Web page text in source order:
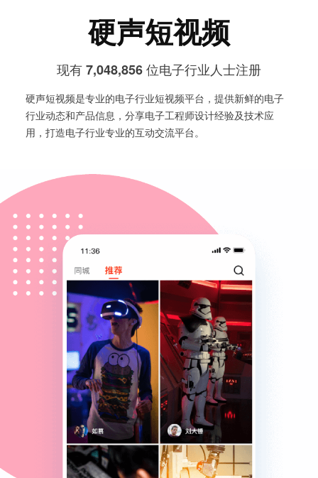
硬声短视频
现有7,048,856位电子行业人士注册
硬声短视频是专业的电子行业短视频平台，提供新鲜的电子
行业动态和产品信息，分享电子工程师设计经验及技术应
用，打造电子行业专业的互动交流平台。